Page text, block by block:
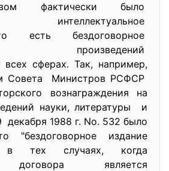
фактически было
интеллектуальное
то есть бездоговорное
произведений
всех сферах. Так, например,
Совета Министров РСФСР
вознаграждения на
науки, литературы и
декабря 1988 г. No. 532 было
"бездоговорное издание
в тех случаях, когда
договора является